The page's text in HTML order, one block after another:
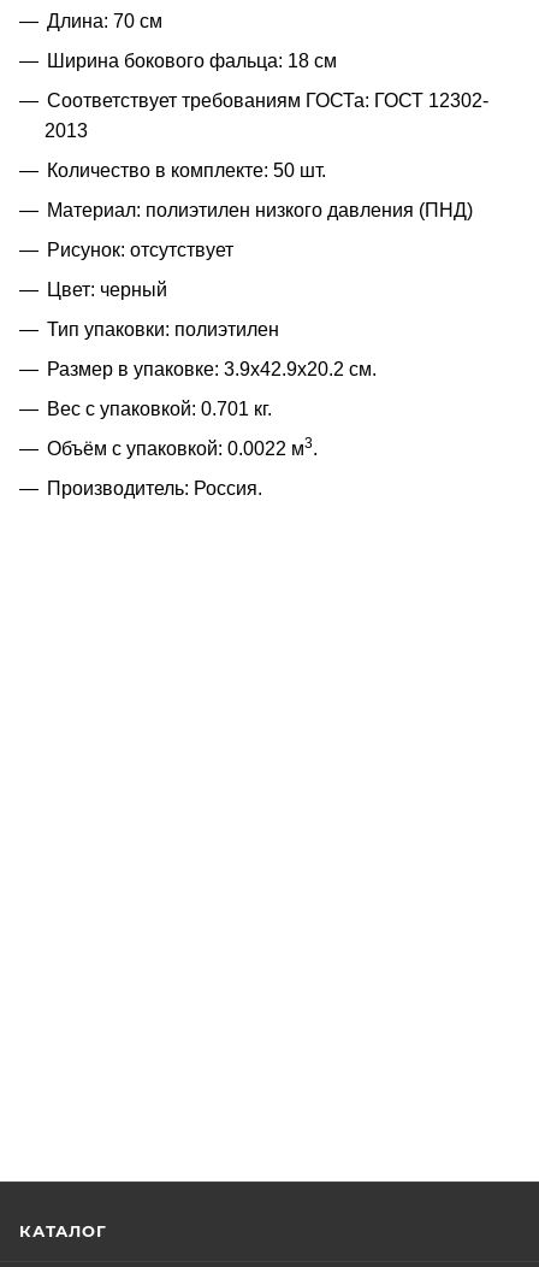
Длина: 70 см
Ширина бокового фальца: 18 см
Соответствует требованиям ГОСТа: ГОСТ 12302-
2013
Количество в комплекте: 50 шт.
Материал: полиэтилен низкого давления (ПНД)
Рисунок: отсутствует
Цвет: черный
Тип упаковки: полиэтилен
Размер в упаковке: 3.9x42.9x20.2 см.
Вес с упаковкой: 0.701 кг.
Объём с упаковкой: 0.0022 м3.
Производитель: Россия.
КАТАЛОГ